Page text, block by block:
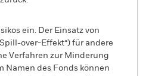
ein. Der Einsatz von
over-Effekt“) für andere
Verfahren zur Minderung
Namen des Fonds können